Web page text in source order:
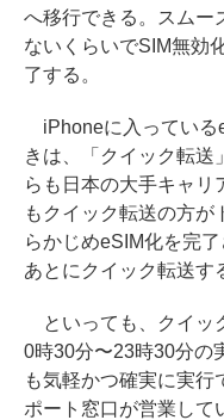
へ移行できる。スムー
ないくらいでSIM無効
了する。
iPhoneに入っている
きは、「クイック転送
らも日本の大手キャリ
もクイック転送の方が
らかじめeSIM化を完
あとにクイック転送す
といっても、クイッ
0時30分〜23時30分の
も気軽かつ確実に実行
ポート窓口が営業して